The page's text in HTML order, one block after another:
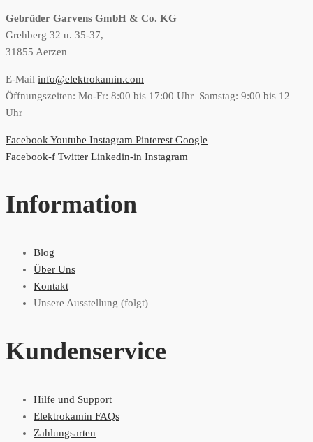
Gebrüder Garvens GmbH & Co. KG
Grehberg 32 u. 35-37,
31855 Aerzen
E-Mail info@elektrokamin.com
Öffnungszeiten: Mo-Fr: 8:00 bis 17:00 Uhr Samstag: 9:00 bis 12
Uhr
Facebook Youtube Instagram Pinterest Google
Facebook-f Twitter Linkedin-in Instagram
Information
Blog
Über Uns
Kontakt
Unsere Ausstellung (folgt)
Kundenservice
Hilfe und Support
Elektrokamin FAQs
Zahlungsarten